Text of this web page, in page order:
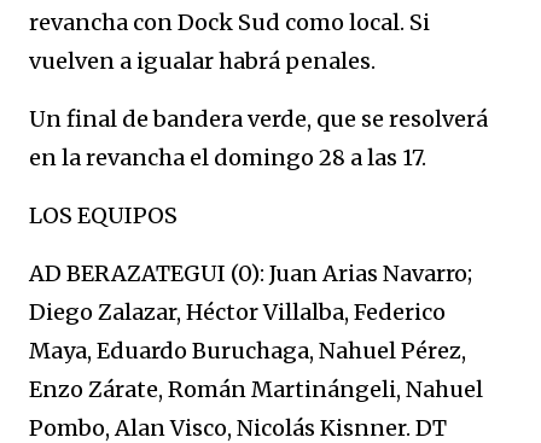
revancha con Dock Sud como local. Si
vuelven a igualar habrá penales.
Un final de bandera verde, que se resolverá
en la revancha el domingo 28 a las 17.
LOS EQUIPOS
AD BERAZATEGUI (0): Juan Arias Navarro;
Diego Zalazar, Héctor Villalba, Federico
Maya, Eduardo Buruchaga, Nahuel Pérez,
Enzo Zárate, Román Martinángeli, Nahuel
Pombo, Alan Visco, Nicolás Kisnner. DT